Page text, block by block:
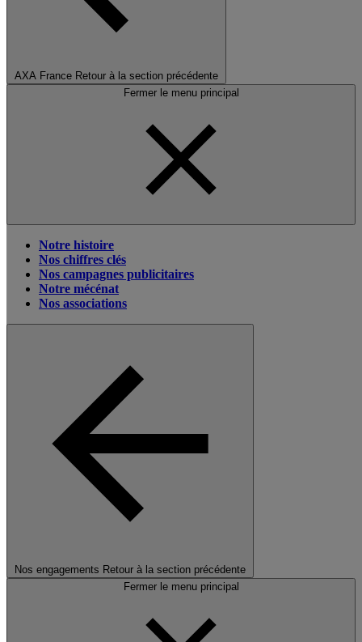
AXA France Retour à la section précédente
Fermer le menu principal
Notre histoire
Nos chiffres clés
Nos campagnes publicitaires
Notre mécénat
Nos associations
Nos engagements Retour à la section précédente
Fermer le menu principal